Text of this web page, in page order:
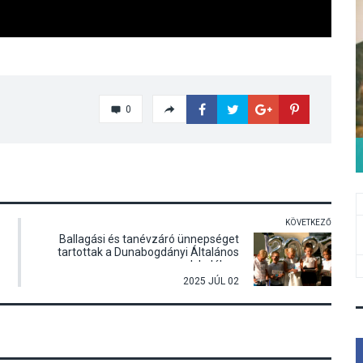
0
KÖVETKEZŐ
Ballagási és tanévzáró ünnepséget
tartottak a Dunabogdányi Általános
Iskolában
2025 JÚL 02